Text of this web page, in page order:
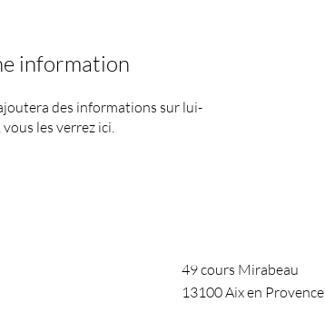
information
des informations sur lui-
vous les verrez ici.
49 cours Mirabeau
13100 Aix en Provence